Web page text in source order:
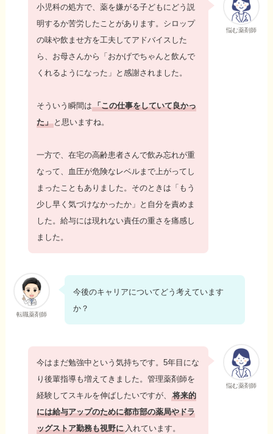
悩む薬剤師
小児科の処方で、薬を嫌がる子どもにどう説
明するか苦労したことがあります。シロップ
の味や飲ませ方を工夫してアドバイスした
ら、お母さんから「おかげでちゃんと飲んで
くれるようになった」と感謝されました。
そういう瞬間は「この仕事をしていて良かっ
た」と思いますね。
一方で、在宅の高齢患者さんで飲み忘れが重
なって、血圧が危険なレベルまで上がってし
まったこともありました。そのときは「もう
少し早く気づけなかったか」と自分を責めま
した。給与には現れない責任の重さを痛感し
ました。
転職薬剤師
今後のキャリアについてどう考えています
か？
悩む薬剤師
今はまだ勉強中という気持ちです。5年目にな
り後輩指導も増えてきました。管理薬剤師を
経験してスキルを伸ばしたいですが、
将来的
には給与アップのために都市部の薬局やドラ
ッグストア勤務も視野に入れています。